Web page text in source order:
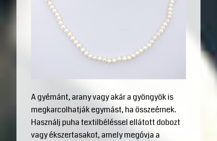
A gyémánt, arany vagy akár a gyöngyök is
megkarcolhatják egymást, ha összeérnek.
Használj puha textilbéléssel ellátott dobozt
vagy ékszertasakot, amely megóvja a